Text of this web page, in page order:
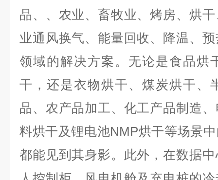
品、、农业、畜牧业、烤房、烘
业通风换气、能量回收、降温、
领域的解决方案。无论是食品烘
干，还是衣物烘干、煤炭烘干、
品、农产品加工、化工产品制造
料烘干及锂电池NMP烘干等场景
都能见到其身影。此外，在数据